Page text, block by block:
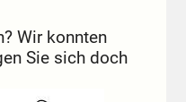
Wir konnten
Sie sich doch